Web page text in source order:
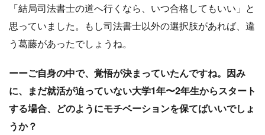
「結局司法書士の道へ行くなら、いつ合格してもいい」と
思っていました。もし司法書士以外の選択肢があれば、違
う葛藤があったでしょうね。
ーーご自身の中で、覚悟が決まっていたんですね。因み
に、まだ就活が迫っていない大学1年〜2年生からスタート
する場合、どのようにモチベーションを保てばいいでしょ
うか？